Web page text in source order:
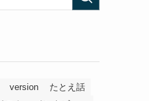
version
たとえ話